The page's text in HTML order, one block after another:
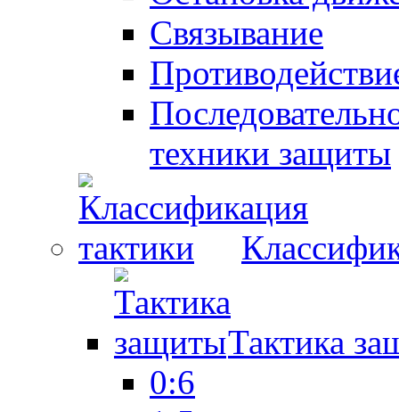
Связывание
техники защиты
Тактика
0:6